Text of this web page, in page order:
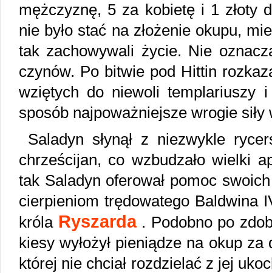
mężczyznę, 5 za kobietę i 1 złoty
nie było stać na złożenie okupu,
tak zachowywali życie. Nie
czynów. Po bitwie pod Hittin
wziętych do niewoli templariuszy
sposób najpoważniejsze wrogie siły
Saladyn słynął z niezwykle
chrześcijan, co wzbudzało wielki
tak Saladyn oferował pomoc
cierpieniom trędowatego Baldwina
króla Ryszarda. Podobno po
kiesy wyłożył pieniądze na okup
której nie chciał rozdzielać z jej